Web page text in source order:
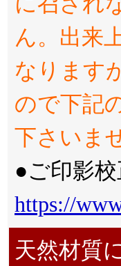
ん。出来
なります
ので下記
下さいま
●ご印影校
https://
天然材質